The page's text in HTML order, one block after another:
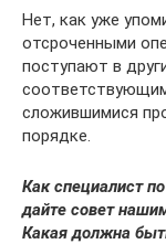
Нет, как уже
отсроченными
поступают в
сложившимися
порядке.
Как специалист
дайте совет
Какая должна